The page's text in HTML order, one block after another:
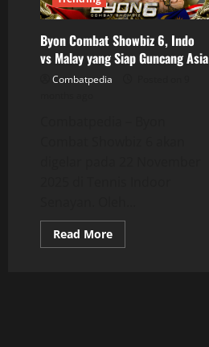
Byon Combat Showbiz 6, Indo
vs Malay yang Siap Guncang Asia
Combatpedia
Read MoreRead
more